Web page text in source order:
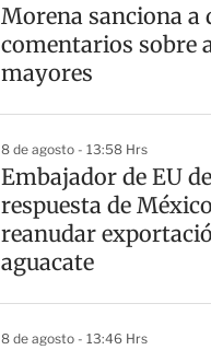
Morena sanciona a
comentarios sobre
mayores
8 de agosto - 13:58 Hrs
Embajador de EU
respuesta de
reanudar
aguacate
8 de agosto - 13:46 Hrs